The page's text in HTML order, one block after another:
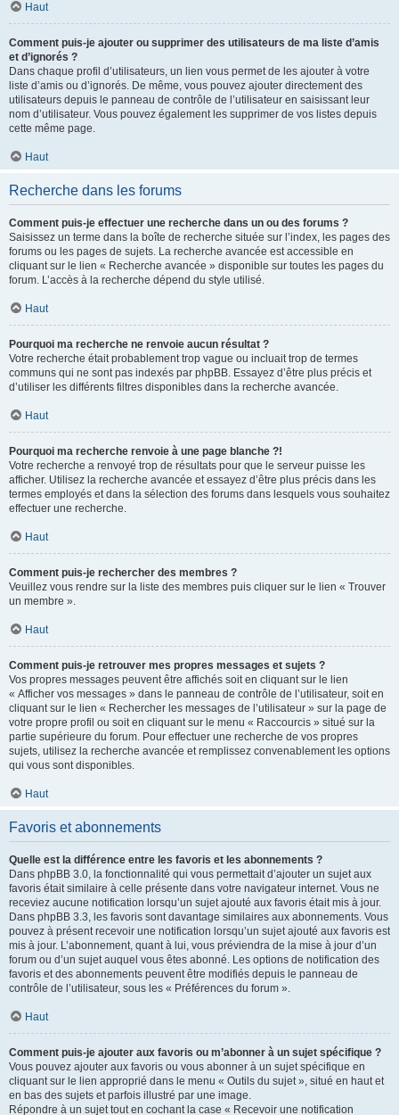
Haut
Comment puis-je ajouter ou supprimer des utilisateurs de ma liste d’amis
et d’ignorés ?
Dans chaque profil d’utilisateurs, un lien vous permet de les ajouter à votre
liste d’amis ou d’ignorés. De même, vous pouvez ajouter directement des
utilisateurs depuis le panneau de contrôle de l’utilisateur en saisissant leur
nom d’utilisateur. Vous pouvez également les supprimer de vos listes depuis
cette même page.
Haut
Recherche dans les forums
Comment puis-je effectuer une recherche dans un ou des forums ?
Saisissez un terme dans la boîte de recherche située sur l’index, les pages des
forums ou les pages de sujets. La recherche avancée est accessible en
cliquant sur le lien « Recherche avancée » disponible sur toutes les pages du
forum. L’accès à la recherche dépend du style utilisé.
Haut
Pourquoi ma recherche ne renvoie aucun résultat ?
Votre recherche était probablement trop vague ou incluait trop de termes
communs qui ne sont pas indexés par phpBB. Essayez d’être plus précis et
d’utiliser les différents filtres disponibles dans la recherche avancée.
Haut
Pourquoi ma recherche renvoie à une page blanche ?!
Votre recherche a renvoyé trop de résultats pour que le serveur puisse les
afficher. Utilisez la recherche avancée et essayez d’être plus précis dans les
termes employés et dans la sélection des forums dans lesquels vous souhaitez
effectuer une recherche.
Haut
Comment puis-je rechercher des membres ?
Veuillez vous rendre sur la liste des membres puis cliquer sur le lien « Trouver
un membre ».
Haut
Comment puis-je retrouver mes propres messages et sujets ?
Vos propres messages peuvent être affichés soit en cliquant sur le lien
« Afficher vos messages » dans le panneau de contrôle de l’utilisateur, soit en
cliquant sur le lien « Rechercher les messages de l’utilisateur » sur la page de
votre propre profil ou soit en cliquant sur le menu « Raccourcis » situé sur la
partie supérieure du forum. Pour effectuer une recherche de vos propres
sujets, utilisez la recherche avancée et remplissez convenablement les options
qui vous sont disponibles.
Haut
Favoris et abonnements
Quelle est la différence entre les favoris et les abonnements ?
Dans phpBB 3.0, la fonctionnalité qui vous permettait d’ajouter un sujet aux
favoris était similaire à celle présente dans votre navigateur internet. Vous ne
receviez aucune notification lorsqu’un sujet ajouté aux favoris était mis à jour.
Dans phpBB 3.3, les favoris sont davantage similaires aux abonnements. Vous
pouvez à présent recevoir une notification lorsqu’un sujet ajouté aux favoris est
mis à jour. L’abonnement, quant à lui, vous préviendra de la mise à jour d’un
forum ou d’un sujet auquel vous êtes abonné. Les options de notification des
favoris et des abonnements peuvent être modifiés depuis le panneau de
contrôle de l’utilisateur, sous les « Préférences du forum ».
Haut
Comment puis-je ajouter aux favoris ou m’abonner à un sujet spécifique ?
Vous pouvez ajouter aux favoris ou vous abonner à un sujet spécifique en
cliquant sur le lien approprié dans le menu « Outils du sujet », situé en haut et
en bas des sujets et parfois illustré par une image.
Répondre à un sujet tout en cochant la case « Recevoir une notification